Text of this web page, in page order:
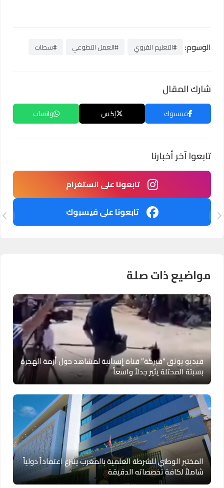
الوسوم: #التعليم القروي #العمل التطوعي #سطات
شارك المقال
فيسبوك إكس واتساب
تابعوا آخر أخبارنا
تابعونا على انستغرام
تابعونا على فيسبوك
مواضيع ذات صلة
فيديو يوثق “فبركة” قناة إسبانية لمشاهد حول أزمة الهجرة
بسبتة المحتلة يثير جدلاً واسعاً
المختبر الوطني للشرطة العلمية بالمغرب ينتزع اعتماداً دولياً
شاملاً لكافة تخصصاته الدقيقة